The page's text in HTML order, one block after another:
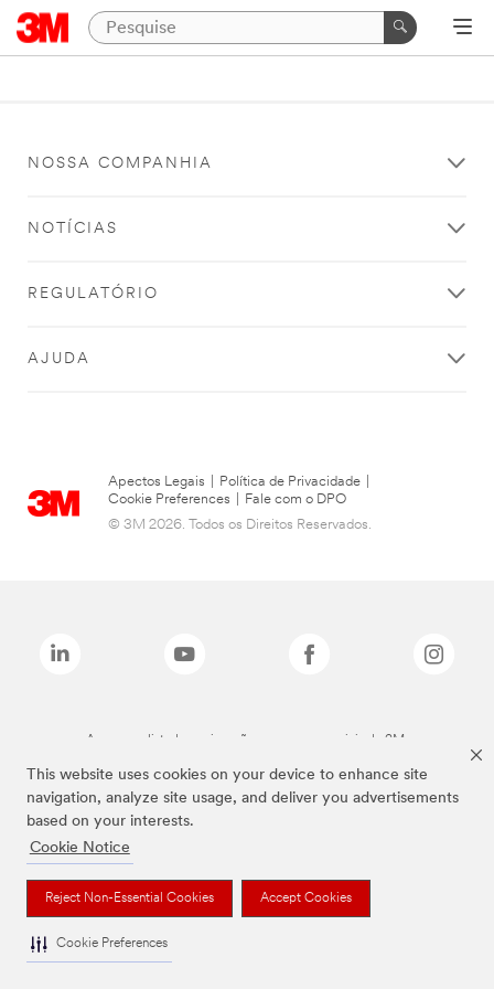
This website uses cookies on your device to enhance site
navigation, analyze site usage, and deliver you advertisements
based on your interests.
Cookie Notice
Reject Non-Essential Cookies Accept Cookies
Cookie Preferences
NOSSA COMPANHIA
NOTÍCIAS
REGULATÓRIO
AJUDA
Apectos Legais Política de Privacidade
Cookie Preferences
Fale com o DPO
© 3M 2026. Todos os Direitos Reservados.
As marcas listadas a cima são marcas comerciais da 3M.